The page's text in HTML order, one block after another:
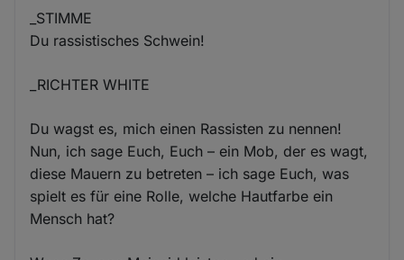
_STIMME
Du rassistisches Schwein!
_RICHTER WHITE
Du wagst es, mich einen Rassisten zu nennen!
Nun, ich sage Euch, Euch – ein Mob, der es wagt,
diese Mauern zu betreten – ich sage Euch, was
spielt es für eine Rolle, welche Hautfarbe ein
Mensch hat?